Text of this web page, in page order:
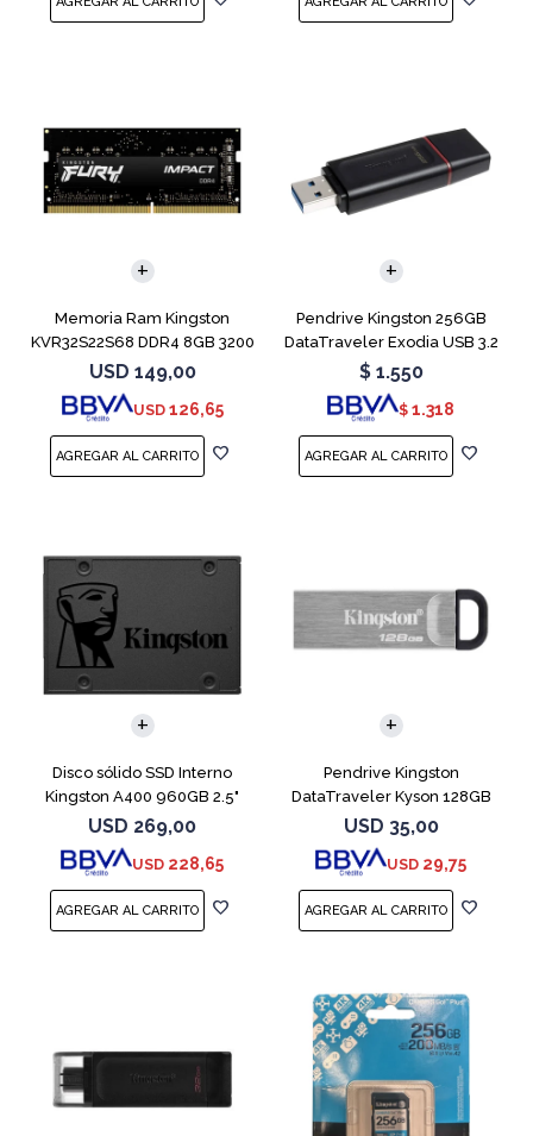
Memoria Ram Kingston
KVR32S22S68 DDR4 8GB 3200
MHz Sodimm
USD 149,00
USD 126,65
Pendrive Kingston 256GB
DataTraveler Exodia USB 3.2
$ 1.550
$ 1.318
Disco sólido SSD Interno
Kingston A400 960GB 2.5"
SATA 3
USD 269,00
USD 228,65
Pendrive Kingston
DataTraveler Kyson 128GB
USB 3.2
USD 35,00
USD 29,75